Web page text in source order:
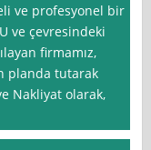
ve profesyonel bir
ve çevresindeki
firmamız,
planda tutarak
Nakliyat olarak,